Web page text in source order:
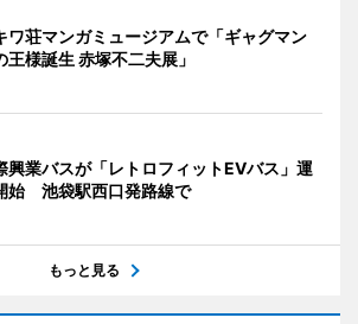
ワ荘マンガミュージアムで「ギャグマン
王様誕生 赤塚不二夫展」
興業バスが「レトロフィットEVバス」運
始 池袋駅西口発路線で
もっと見る